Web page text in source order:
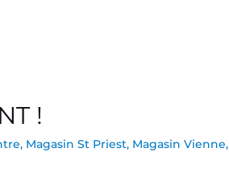
!
, Magasin St Priest, Magasin Vienne,